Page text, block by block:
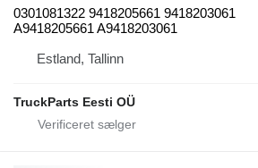
0301081322 9418205661 9418203061
A9418205661 A9418203061
Estland, Tallinn
TruckParts Eesti OÜ